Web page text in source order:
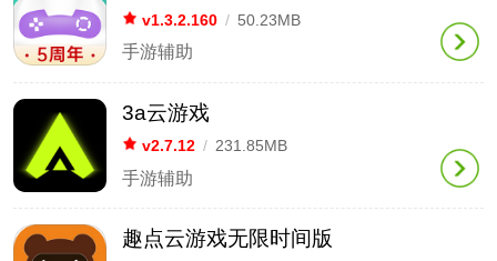
v1.3.2.160 / 50.23MB
手游辅助
3a云游戏
v2.7.12 / 231.85MB
手游辅助
趣点云游戏无限时间版